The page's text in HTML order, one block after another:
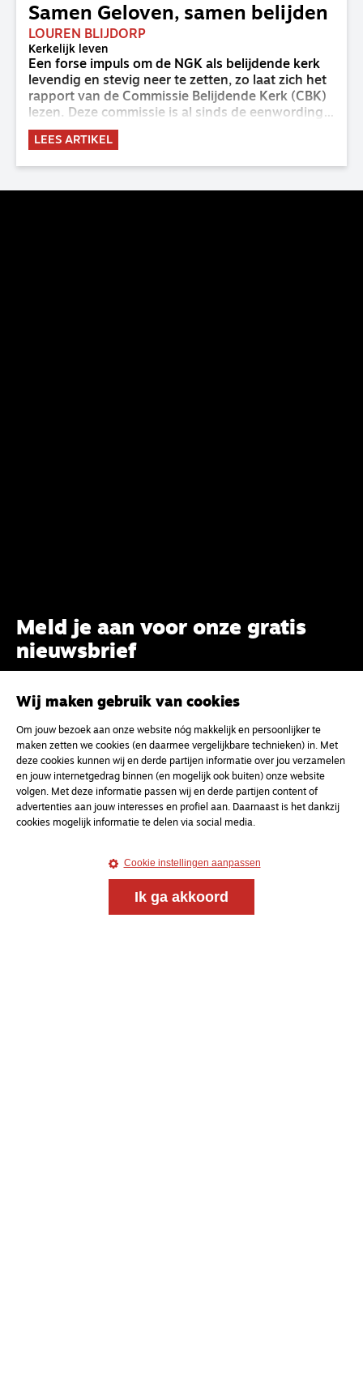
Samen Geloven, samen belijden
LOUREN BLIJDORP
Kerkelijk leven
Een forse impuls om de NGK als belijdende kerk
levendig en stevig neer te zetten, zo laat zich het
rapport van de Commissie Belijdende Kerk (CBK)
lezen. Deze commissie is al sinds de eenwording
van de GKv en NGK actief en kreeg van de
synode van Deventer in 2023 de opdracht om
belijdenis en bij te dragen aan de verlevendiging
LEES ARTIKEL
Meld je aan voor onze gratis
nieuwsbrief
uw e-mailadres
Wij maken gebruik van cookies
Om jouw bezoek aan onze website nóg makkelijk en persoonlijker te
maken zetten we cookies (en daarmee vergelijkbare technieken) in. Met
deze cookies kunnen wij en derde partijen informatie over jou verzamelen
en jouw internetgedrag binnen (en mogelijk ook buiten) onze website
volgen. Met deze informatie passen wij en derde partijen content of
advertenties aan jouw interesses en profiel aan. Daarnaast is het dankzij
cookies mogelijk informatie te delen via social media.
Cookie instellingen aanpassen
Ik ga akkoord